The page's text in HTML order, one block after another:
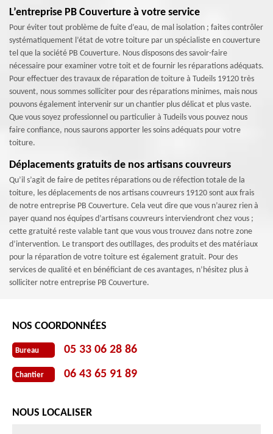
L’entreprise PB Couverture à votre service
Pour éviter tout problème de fuite d’eau, de mal isolation ; faites contrôler
systématiquement l’état de votre toiture par un spécialiste en couverture
tel que la société PB Couverture. Nous disposons des savoir-faire
nécessaire pour examiner votre toit et de fournir les réparations adéquats.
Pour effectuer des travaux de réparation de toiture à Tudeils 19120 très
souvent, nous sommes solliciter pour des réparations minimes, mais nous
pouvons également intervenir sur un chantier plus délicat et plus vaste.
Que vous soyez professionnel ou particulier à Tudeils vous pouvez nous
faire confiance, nous saurons apporter les soins adéquats pour votre
toiture.
Déplacements gratuits de nos artisans couvreurs
Qu’il s’agit de faire de petites réparations ou de réfection totale de la
toiture, les déplacements de nos artisans couvreurs 19120 sont aux frais
de notre entreprise PB Couverture. Cela veut dire que vous n’aurez rien à
payer quand nos équipes d’artisans couvreurs interviendront chez vous ;
cette gratuité reste valable tant que vous vous trouvez dans notre zone
d’intervention. Le transport des outillages, des produits et des matériaux
pour la réparation de votre toiture est également gratuit. Pour des
services de qualité et en bénéficiant de ces avantages, n’hésitez plus à
solliciter notre entreprise PB Couverture.
NOS COORDONNÉES
Bureau 05 33 06 28 86
Chantier 06 43 65 91 89
NOUS LOCALISER